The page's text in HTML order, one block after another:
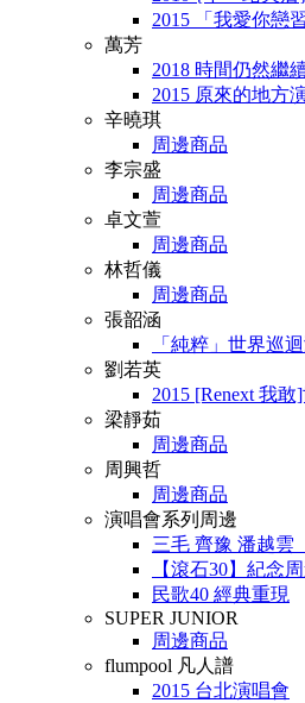
2015 「我愛你戀
萬芳
2018 時間仍然繼
2015 原來的地方
辛曉琪
周邊商品
李宗盛
周邊商品
卓文萱
周邊商品
林哲儀
周邊商品
張韶涵
「純粹」世界巡
劉若英
2015 [Renext 我
梁靜茹
周邊商品
周興哲
周邊商品
演唱會系列周邊
三毛 齊豫 潘越雲
【滾石30】紀念
民歌40 經典重現
SUPER JUNIOR
周邊商品
flumpool 凡人譜
2015 台北演唱會